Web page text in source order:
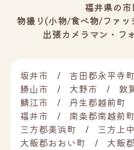
福井県の
物撮り(小物/食べ物/ファ
出張カメラマン・フ
坂井市 吉田郡永平寺町
勝山市
大野市 敦
鯖江市
丹生郡越前町
福井市
南条郡南越前町
三方郡美浜町
三方上
大飯郡おおい町
大飯